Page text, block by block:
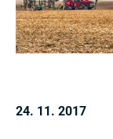
24. 11. 2017